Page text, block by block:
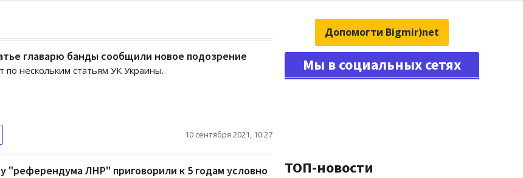
главарю банды сообщили новое подозрение
по нескольким статьям УК Украины.
10 сентября 2021, 10:27
"референдума ЛНР" приговорили к 5 годам условно
Допомогти Bigmir)net
Мы в социальных сетях
ТОП-новости